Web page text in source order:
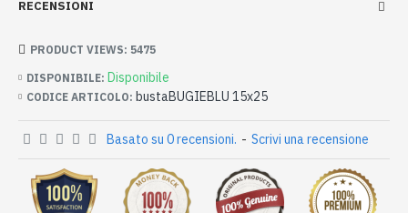
RECENSIONI
DISPONIBILE: Disponibile
CODICE ARTICOLO: bustaBUGIEBLU 15x25
PRODUCT VIEWS: 5475
Basato su 0 recensioni. - Scrivi una recensione